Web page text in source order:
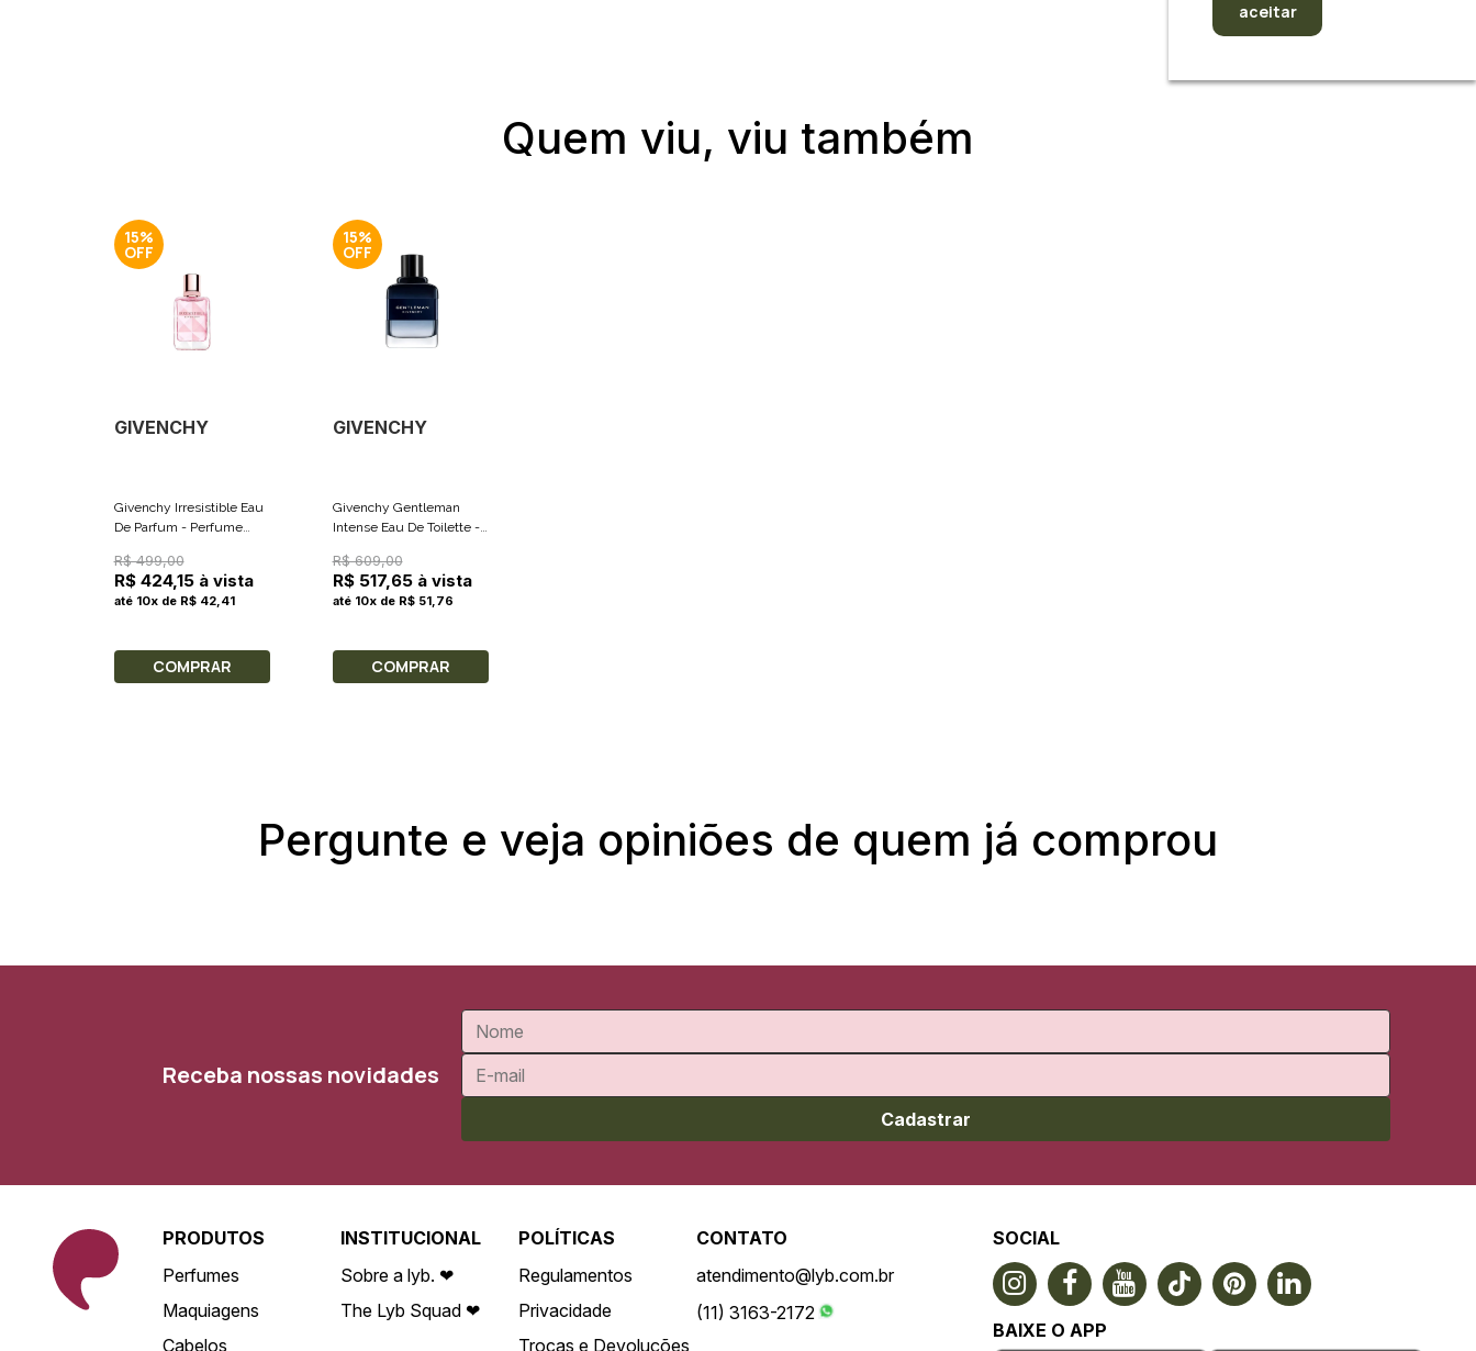
Quem viu, viu também
15%
GIVENCHY
Givenchy Irresistible Eau
De Parfum - Perfume
R$ 499,00
R$ 424,15 à vista
até 10x de R$ 42,41
COMPRAR
15%
GIVENCHY
Givenchy Gentleman
Intense Eau De Toilette -
R$ 609,00
R$ 517,65 à vista
até 10x de R$ 51,76
COMPRAR
Pergunte e veja opiniões de quem já comprou
Receba nossas novidades
Cadastrar
PRODUTOS
Perfumes
Maquiagens
Cabelos
INSTITUCIONAL
Sobre a lyb. ❤
The Lyb Squad ❤
POLÍTICAS
Regulamentos
Privacidade
Trocas e Devoluções
CONTATO
atendimento@lyb.com.br
(11) 3163-2172
SOCIAL
BAIXE O APP
aceitar